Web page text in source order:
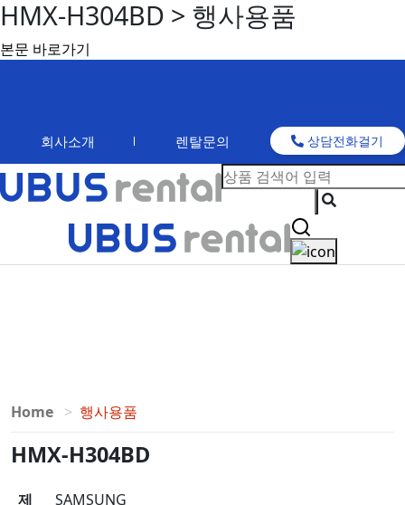
HMX-H304BD > 행사용품
본문 바로가기
회사소개 렌탈문의 상담전화걸기
Home 행사용품
HMX-H304BD
제
SAMSUNG